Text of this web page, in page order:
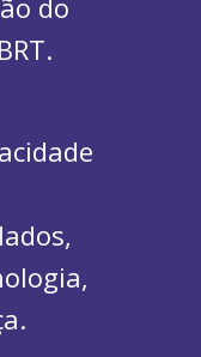
do